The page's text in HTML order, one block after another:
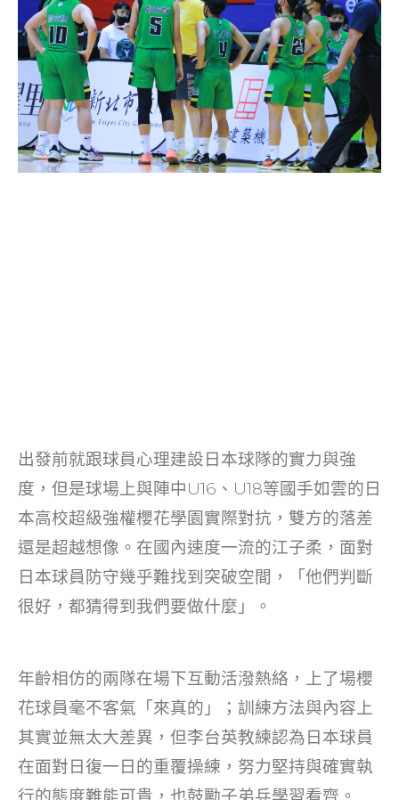
出發前就跟球員心理建設日本球隊的實力與強
度，但是球場上與陣中U16、U18等國手如雲的日
本高校超級強權櫻花學園實際對抗，雙方的落差
還是超越想像。在國內速度一流的江子柔，面對
日本球員防守幾乎難找到突破空間，「他們判斷
很好，都猜得到我們要做什麼」。
年齡相仿的兩隊在場下互動活潑熱絡，上了場櫻
花球員毫不客氣「來真的」；訓練方法與內容上
其實並無太大差異，但李台英教練認為日本球員
在面對日復一日的重覆操練，努力堅持與確實執